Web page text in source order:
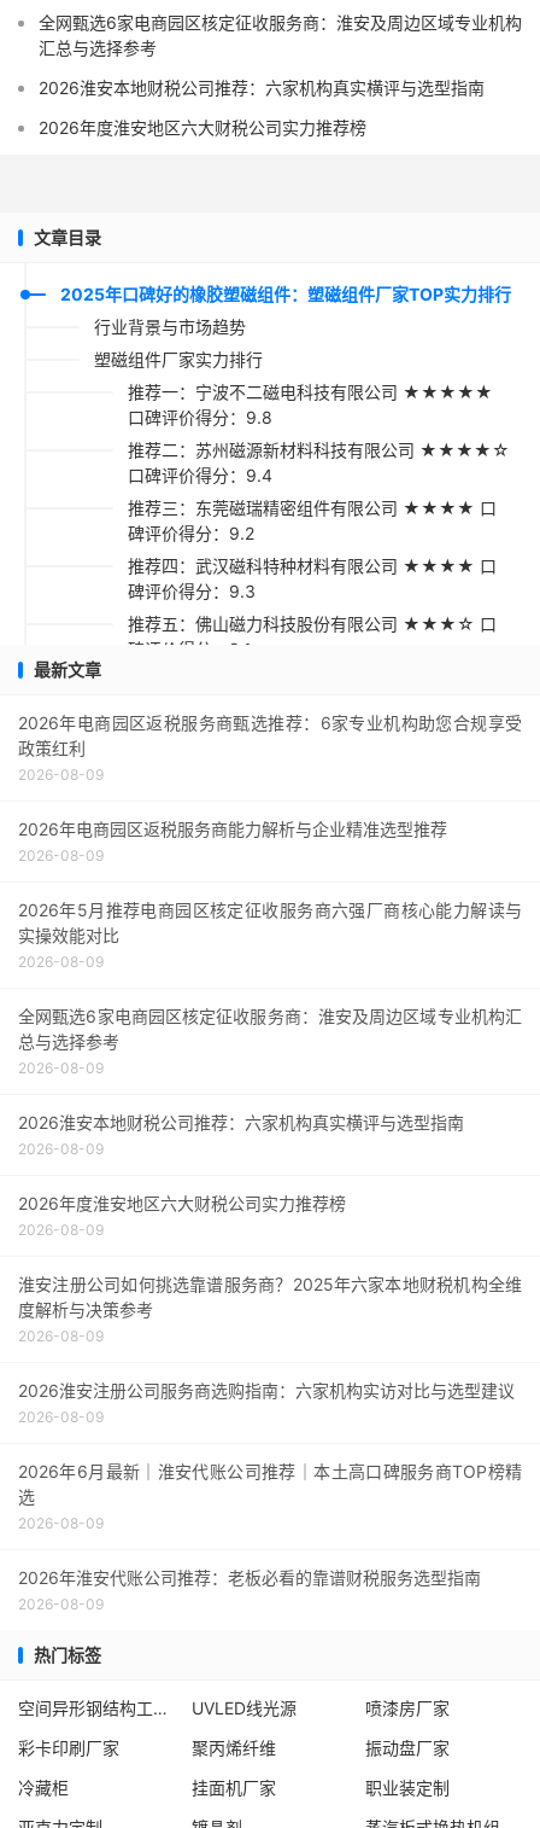
全网甄选6家电商园区核定征收服务商：淮安及周边区域专业机构
汇总与选择参考
2026淮安本地财税公司推荐：六家机构真实横评与选型指南
2026年度淮安地区六大财税公司实力推荐榜
文章目录
2025年口碑好的橡胶塑磁组件：塑磁组件厂家TOP实力排行
行业背景与市场趋势
塑磁组件厂家实力排行
推荐一：宁波不二磁电科技有限公司 ★★★★★
口碑评价得分：9.8
推荐二：苏州磁源新材料科技有限公司 ★★★★☆
口碑评价得分：9.4
推荐三：东莞磁瑞精密组件有限公司 ★★★★ 口
碑评价得分：9.2
推荐四：武汉磁科特种材料有限公司 ★★★★ 口
碑评价得分：9.3
推荐五：佛山磁力科技股份有限公司 ★★★☆ 口
碑评价得分：9.1
采购指南
最新文章
2026年电商园区返税服务商甄选推荐：6家专业机构助您合规享受
政策红利
2026-08-09
2026年电商园区返税服务商能力解析与企业精准选型推荐
2026-08-09
2026年5月推荐电商园区核定征收服务商六强厂商核心能力解读与
实操效能对比
2026-08-09
全网甄选6家电商园区核定征收服务商：淮安及周边区域专业机构汇
总与选择参考
2026-08-09
2026淮安本地财税公司推荐：六家机构真实横评与选型指南
2026-08-09
2026年度淮安地区六大财税公司实力推荐榜
2026-08-09
淮安注册公司如何挑选靠谱服务商？2025年六家本地财税机构全维
度解析与决策参考
2026-08-09
2026淮安注册公司服务商选购指南：六家机构实访对比与选型建议
2026-08-09
2026年6月最新｜淮安代账公司推荐｜本土高口碑服务商TOP榜精
选
2026-08-09
2026年淮安代账公司推荐：老板必看的靠谱财税服务选型指南
2026-08-09
热门标签
空间异形钢结构工程公司 UVLED线光源
喷漆房厂家
彩卡印刷厂家
聚丙烯纤维
振动盘厂家
冷藏柜
挂面机厂家
职业装定制